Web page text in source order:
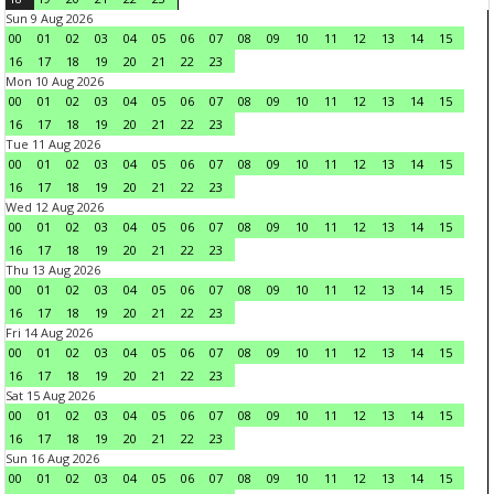
Sun 9 Aug 2026
00
01 02 03 04 05 06 07 08 09 10 11 12 13 14
15
16
17 18 19 20 21 22
23
Mon 10 Aug 2026
00
01 02 03 04 05 06 07 08 09 10 11 12 13 14
15
16
17 18 19 20 21 22
23
Tue 11 Aug 2026
00
01 02 03 04 05 06 07 08 09 10 11 12 13 14
15
16
17 18 19 20 21 22
23
Wed 12 Aug 2026
00
01 02 03 04 05 06 07 08 09 10 11 12 13 14
15
16
17 18 19 20 21 22
23
Thu 13 Aug 2026
00
01 02 03 04 05 06 07 08 09 10 11 12 13 14
15
16
17 18 19 20 21 22
23
Fri 14 Aug 2026
00
01 02 03 04 05 06 07 08 09 10 11 12 13 14
15
16
17 18 19 20 21 22
23
Sat 15 Aug 2026
00
01 02 03 04 05 06 07 08 09 10 11 12 13 14
15
16
17 18 19 20 21 22
23
Sun 16 Aug 2026
00
01 02 03 04 05 06 07 08 09 10 11 12 13 14
15